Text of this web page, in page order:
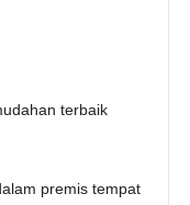
terbaik
premis tempat